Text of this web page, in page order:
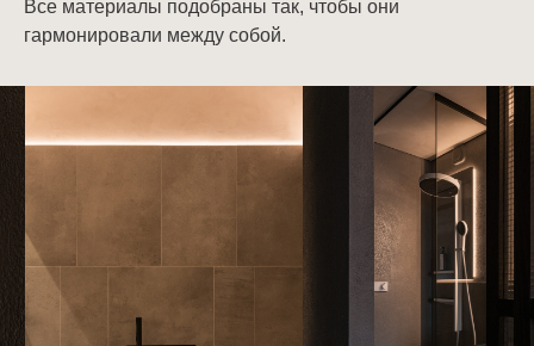
Все материалы подобраны так, чтобы они
гармонировали между собой.